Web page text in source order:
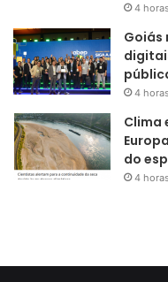
4
Goiás
4
Clima
do
4